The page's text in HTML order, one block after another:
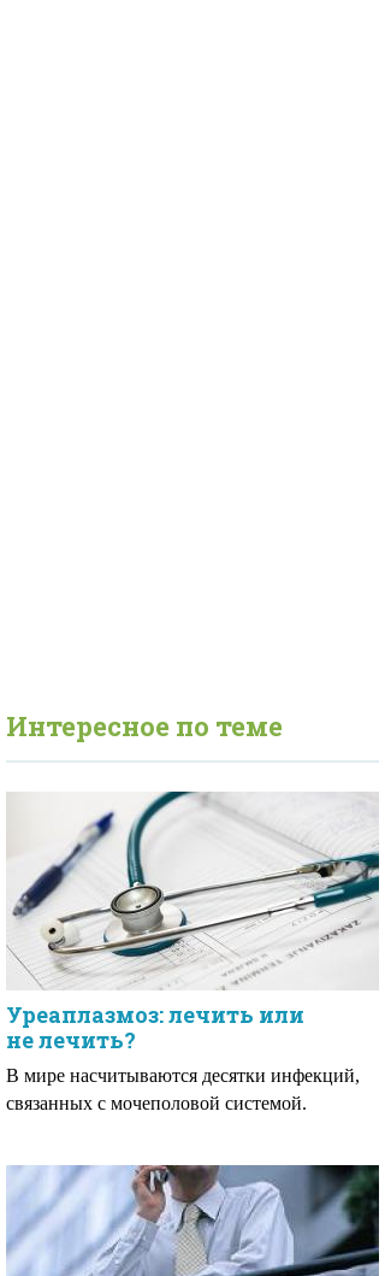
Интересное по теме
Уреаплазмоз: лечить или
не лечить?
В мире насчитываются десятки инфекций,
связанных с мочеполовой системой.